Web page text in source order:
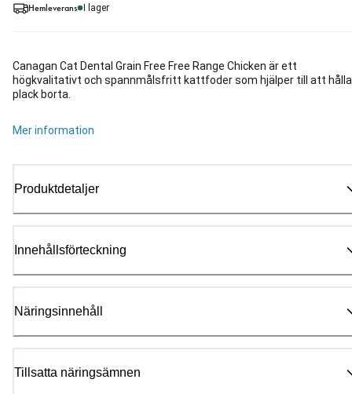
Hemleverans I lager
Canagan Cat Dental Grain Free Free Range Chicken är ett
högkvalitativt och spannmålsfritt kattfoder som hjälper till att hålla
plack borta.
Mer information
Produktdetaljer
Innehållsförteckning
Näringsinnehåll
Tillsatta näringsämnen